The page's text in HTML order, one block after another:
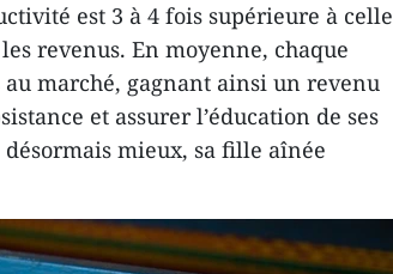
est 3 à 4 fois supérieure à celle
revenus. En moyenne, chaque
marché, gagnant ainsi un revenu
et assurer l’éducation de ses
mieux, sa fille aînée